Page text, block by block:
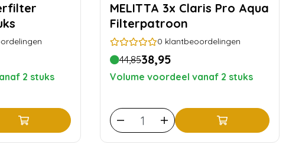
2 stuks
MELITTA 3x Claris Pro Aqua
Filterpatroon
0 klantbeoordelingen
44,8538,95
Volume voordeel vanaf 2 stuks